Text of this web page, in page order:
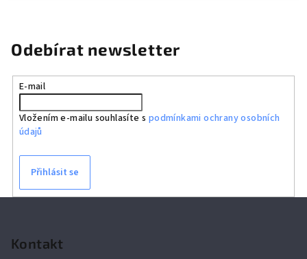
Odebírat newsletter
E-mail
Vložením e-mailu souhlasíte s podmínkami ochrany osobních
údajů
Přihlásit se
Kontakt